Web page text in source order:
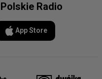
Radio
App Store